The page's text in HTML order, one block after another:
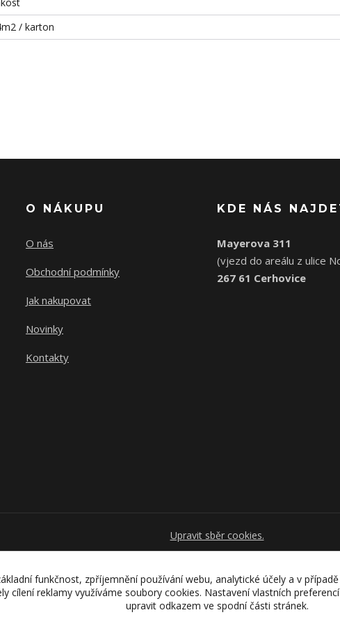
/ karton
O NÁKUPU
O nás
Obchodní podmínky
Jak nakupovat
Novinky
Kontakty
KDE NÁS
Mayerova 311
(vjezd do areálu z ulice
267 61 Cerhovice
Upravit sběr cookies.
Vytvořeno na Eshop-rychle.cz
funkčnost, zpříjemnění používání webu, analytické účely a v
cílení reklamy využíváme soubory cookies. Nastavení vlastních
upravit odkazem ve spodní části stránek.